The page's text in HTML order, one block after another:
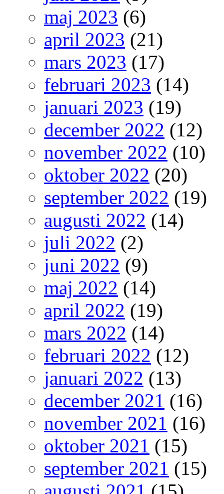
maj 2023 (6)
april 2023 (21)
mars 2023 (17)
februari 2023 (14)
januari 2023 (19)
december 2022 (12)
november 2022 (10)
oktober 2022 (20)
september 2022 (19)
augusti 2022 (14)
juli 2022 (2)
juni 2022 (9)
maj 2022 (14)
april 2022 (19)
mars 2022 (14)
februari 2022 (12)
januari 2022 (13)
december 2021 (16)
november 2021 (16)
oktober 2021 (15)
september 2021 (15)